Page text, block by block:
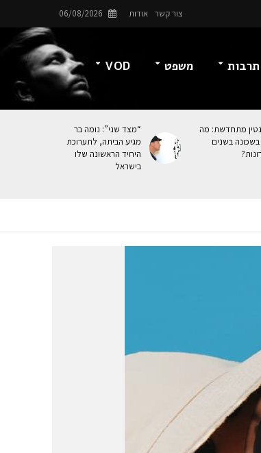
צור קשר אודות 06/08/2026
תרבות משפט VOD
מתחדשת: מה
בשנים
“מצד שני”: נומה בר
מגיע הביתה, לתערוכת
היחיד הראשונה שלו
בישראל